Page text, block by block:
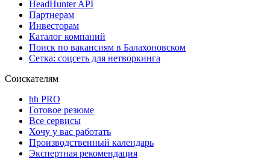
HeadHunter API
Партнерам
Инвесторам
Каталог компаний
Поиск по вакансиям в Балахоновском
Сетка: соцсеть для нетворкинга
Соискателям
hh PRO
Готовое резюме
Все сервисы
Хочу у вас работать
Производственный календарь
Экспертная рекомендация